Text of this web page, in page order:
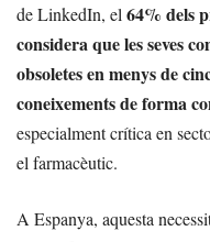
de LinkedIn, el64% dels
considera que les seves
obsoletes en menys de
coneixements de forma
especialment crítica en
el farmacèutic.
A Espanya, aquesta